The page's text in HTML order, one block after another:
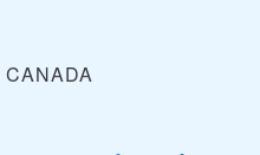
CANADA